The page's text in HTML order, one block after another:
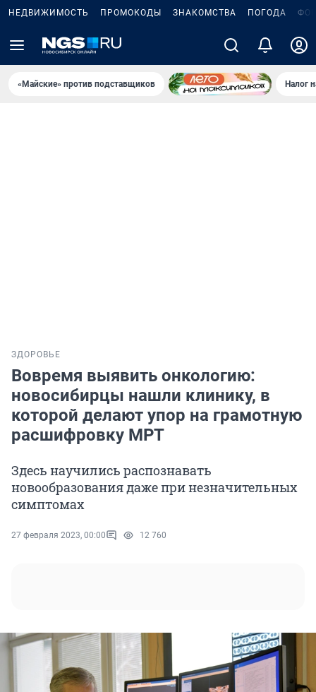
НЕДВИЖИМОСТЬ ПРОМОКОДЫ ЗНАКОМСТВА ПОГОДА
«Майские» против подставщиков Налог
ЗДОРОВЬЕ
Вовремя выявить онкологию:
новосибирцы нашли клинику, в
которой делают упор на грамотную
расшифровку МРТ
Здесь научились распознавать
новообразования даже при незначительных
симптомах
27 февраля 2023, 00:00 12 760